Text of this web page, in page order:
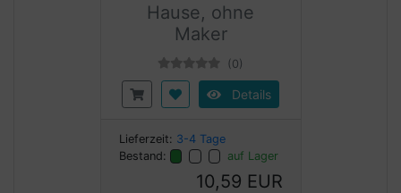
Hause, ohne
Maker
(0)
Details
Lieferzeit: 3-4 Tage
Bestand:
auf Lager
10,59 EUR